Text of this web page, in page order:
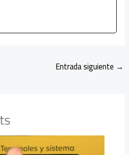
Entrada siguiente →